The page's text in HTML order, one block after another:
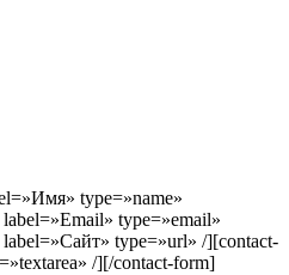
type=»name»
type=»email»
type=»url» /][contact-
/][/contact-form]